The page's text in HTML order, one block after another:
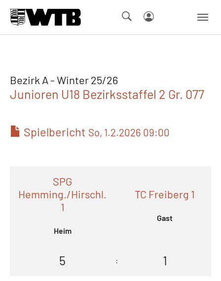
Bezirk A - Winter 25/26
Junioren U18 Bezirksstaffel 2 Gr. 077
Spielbericht So, 1.2.2026 09:00
SPG
Hemming./Hirschl.
1
Heim
TC Freiberg 1
Gast
5 : 1